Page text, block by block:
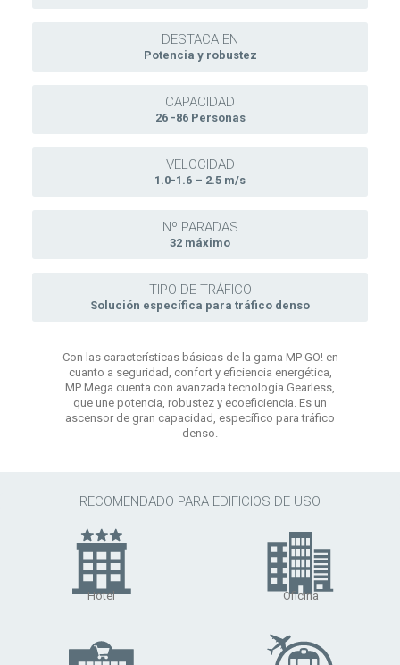
DESTACA EN
Potencia y robustez
CAPACIDAD
26 -86 Personas
VELOCIDAD
1.0-1.6 – 2.5 m/s
Nº PARADAS
32 máximo
TIPO DE TRÁFICO
Solución específica para tráfico denso
Con las características básicas de la gama MP GO! en
cuanto a seguridad, confort y eficiencia energética,
MP Mega cuenta con avanzada tecnología Gearless,
que une potencia, robustez y ecoeficiencia. Es un
ascensor de gran capacidad, específico para tráfico
denso.
RECOMENDADO PARA EDIFICIOS DE USO
Hotel Oficina